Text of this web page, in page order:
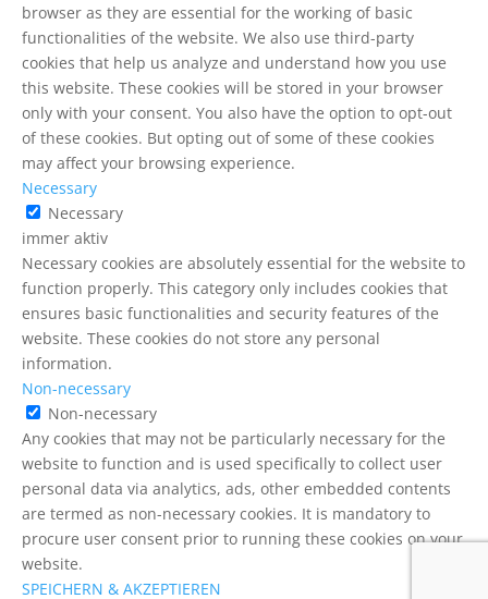
browser as they are essential for the working of basic
functionalities of the website. We also use third-party
cookies that help us analyze and understand how you use
this website. These cookies will be stored in your browser
only with your consent. You also have the option to opt-out
of these cookies. But opting out of some of these cookies
may affect your browsing experience.
Necessary
Necessary
immer aktiv
Necessary cookies are absolutely essential for the website to
function properly. This category only includes cookies that
ensures basic functionalities and security features of the
website. These cookies do not store any personal
information.
Non-necessary
Non-necessary
Any cookies that may not be particularly necessary for the
website to function and is used specifically to collect user
personal data via analytics, ads, other embedded contents
are termed as non-necessary cookies. It is mandatory to
procure user consent prior to running these cookies on your
website.
SPEICHERN & AKZEPTIEREN